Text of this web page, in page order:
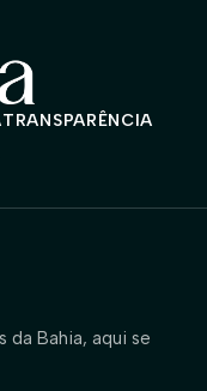
TRANSPARÊNCIA
da Bahia, aqui se